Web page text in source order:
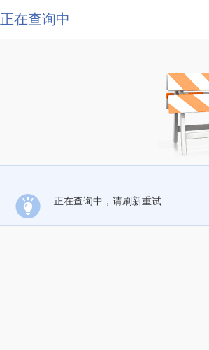
正在查询中
正在查询中，请刷新重试